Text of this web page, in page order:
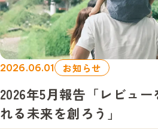
2026.06.01 お知らせ
2026年5月報告「レビュ
れる未来を創ろう」